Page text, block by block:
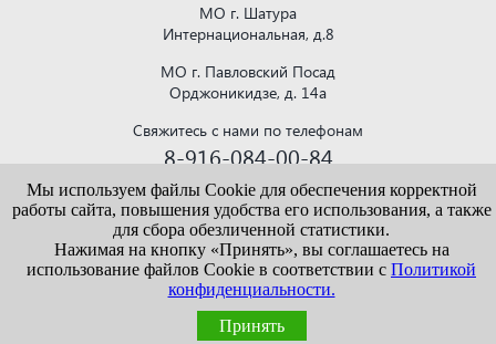
МО г. Шатура
Интернациональная, д.8
МО г. Павловский Посад
Орджоникидзе, д. 14а
Свяжитесь с нами по телефонам
8-916-084-00-84
или напишите на почту
krovlya150@mail.ru
Информация, представленная на сайте vekroof.ru, носит исключительно
ознакомительный характер и не является публичной офертой. Точные сведения о
ценах, условиях продажи и доставки уточняйте у наших менеджеров.
Пользовательское соглашение
Мы используем файлы Cookie для обеспечения корректной
работы сайта, повышения удобства его использования, а также
для сбора обезличенной статистики.
Нажимая на кнопку «Принять», вы соглашаетесь на
использование файлов Cookie в соответствии с Политикой
конфиденциальности.
Принять